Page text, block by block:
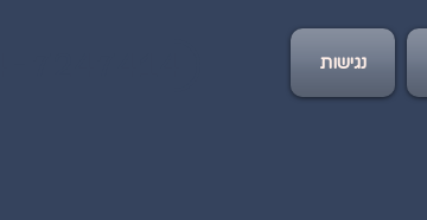
נגישות